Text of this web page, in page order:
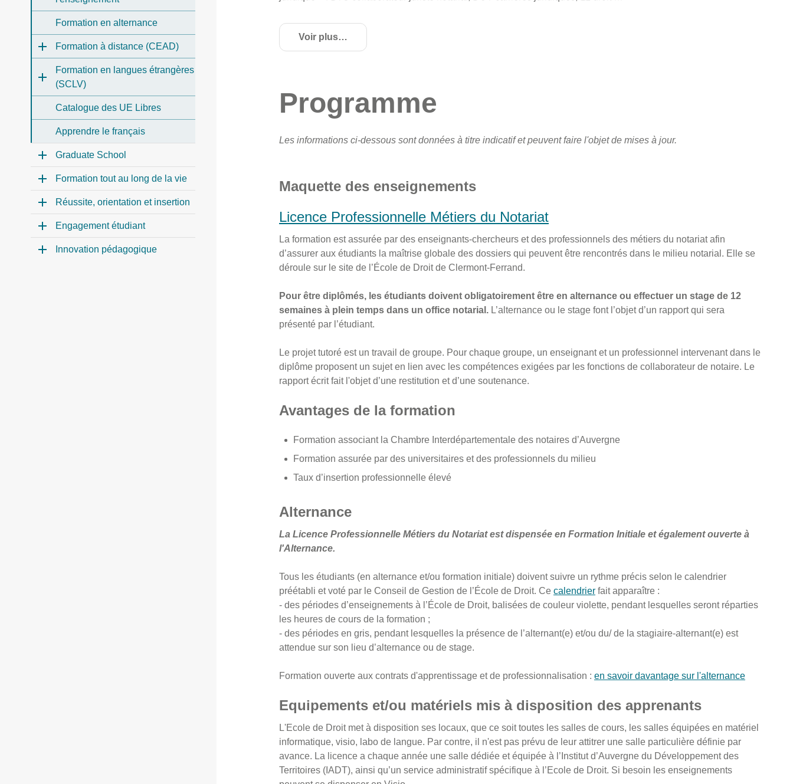
Voir plus
de détails
Programme
Les informations ci-dessous sont données à titre indicatif et peuvent faire l'objet de mises à jour.
Maquette des enseignements
Licence Professionnelle Métiers du Notariat
La formation est assurée par des enseignants-chercheurs et des professionnels des métiers du notariat afin
d’assurer aux étudiants la maîtrise globale des dossiers qui peuvent être rencontrés dans le milieu notarial. Elle se
déroule sur le site de l’École de Droit de Clermont-Ferrand.
Pour être diplômés, les étudiants doivent obligatoirement être en alternance ou effectuer un stage de 12
semaines à plein temps dans un office notarial. L’alternance ou le stage font l’objet d’un rapport qui sera
présenté par l’étudiant.
Le projet tutoré est un travail de groupe. Pour chaque groupe, un enseignant et un professionnel intervenant dans le
diplôme proposent un sujet en lien avec les compétences exigées par les fonctions de collaborateur de notaire. Le
rapport écrit fait l'objet d’une restitution et d’une soutenance.
Avantages de la formation
Formation associant la Chambre Interdépartementale des notaires d’Auvergne
Formation assurée par des universitaires et des professionnels du milieu
Taux d’insertion professionnelle élevé
Alternance
La Licence Professionnelle Métiers du Notariat est dispensée en Formation Initiale et également ouverte à
l'Alternance.
Tous les étudiants (en alternance et/ou formation initiale) doivent suivre un rythme précis selon le calendrier
préétabli et voté par le Conseil de Gestion de l’École de Droit. Ce calendrier fait apparaître :
- des périodes d’enseignements à l’École de Droit, balisées de couleur violette, pendant lesquelles seront réparties
les heures de cours de la formation ;
- des périodes en gris, pendant lesquelles la présence de l’alternant(e) et/ou du/ de la stagiaire-alternant(e) est
attendue sur son lieu d’alternance ou de stage.
Formation ouverte aux contrats d'apprentissage et de professionnalisation : en savoir davantage sur l'alternance
Equipements et/ou matériels mis à disposition des apprenants
L'Ecole de Droit met à disposition ses locaux, que ce soit toutes les salles de cours, les salles équipées en matériel
informatique, visio, labo de langue. Par contre, il n'est pas prévu de leur attitrer une salle particulière définie par
avance. La licence a chaque année une salle dédiée et équipée à l’Institut d’Auvergne du Développement des
Territoires (IADT), ainsi qu’un service administratif spécifique à l’Ecole de Droit. Si besoin les enseignements
Formation en alternance
Formation à distance (CEAD)
Formation en langues étrangères
(SCLV)
Catalogue des UE Libres
Apprendre le français
Graduate School
Formation tout au long de la vie
Réussite, orientation et insertion
Engagement étudiant
Innovation pédagogique